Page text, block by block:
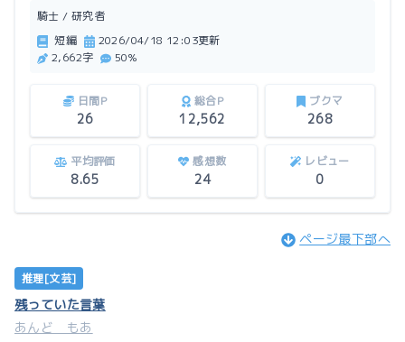
て……。
この作品はアルファポリスにも投稿しています。
騎士 / 研究者
短編
2026/04/18 12:03更新
2,662字
50%
日間P
26
総合P
12,562
ブクマ
268
平均評価
8.65
感想数
24
レビュー
0
ページ最下部へ
推理[文芸]
残っていた言葉
あんど もあ